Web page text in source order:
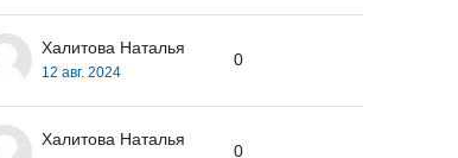
Халитова Наталья
12 авг. 2024
0
Халитова Наталья
0